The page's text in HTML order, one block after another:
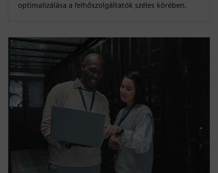
optimalizálása a felhőszolgáltatók széles körében.